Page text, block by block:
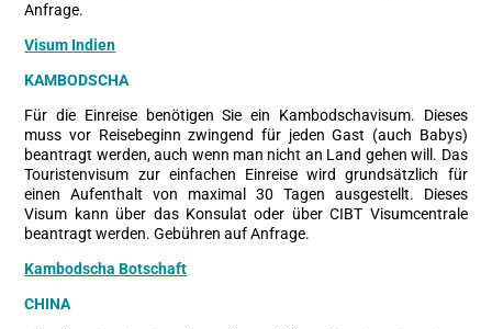
Anfrage.
Visum Indien
KAMBODSCHA
Für die Einreise benötigen Sie ein Kambodschavisum. Dieses
muss vor Reisebeginn zwingend für jeden Gast (auch Babys)
beantragt werden, auch wenn man nicht an Land gehen will. Das
Touristenvisum zur einfachen Einreise wird grundsätzlich für
einen Aufenthalt von maximal 30 Tagen ausgestellt. Dieses
Visum kann über das Konsulat oder über CIBT Visumcentrale
beantragt werden. Gebühren auf Anfrage.
Kambodscha Botschaft
CHINA